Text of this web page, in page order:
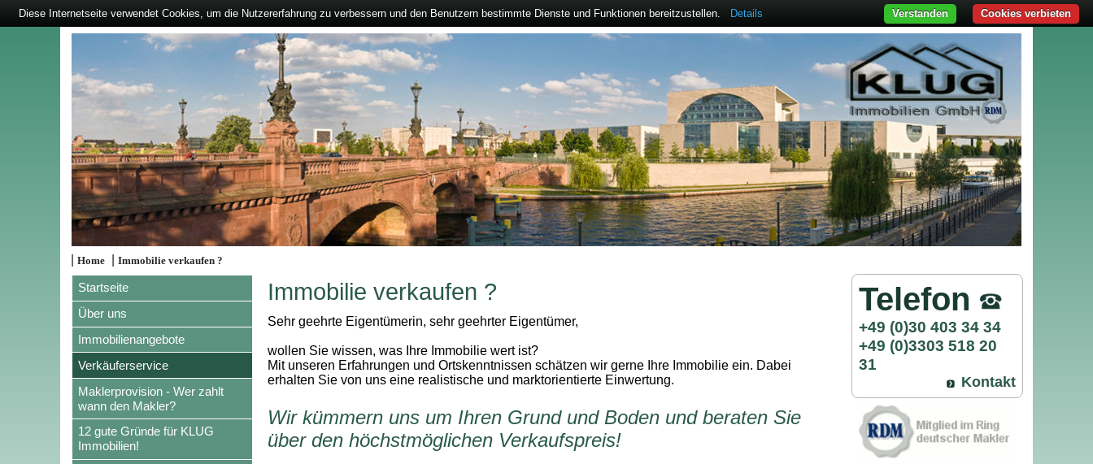
|Home |Immobilie verkaufen ?
Startseite
Über uns
Immobilienangebote
Verkäuferservice
Maklerprovision - Wer zahlt
wann den Makler?
12 gute Gründe für KLUG
Immobilien!
Immobilie verkaufen ?
Sehr geehrte Eigentümerin, sehr geehrter Eigentümer,
wollen Sie wissen, was Ihre Immobilie wert ist?
Mit unseren Erfahrungen und Ortskenntnissen schätzen wir gerne Ihre Immobilie ein. Dabei
erhalten Sie von uns eine realistische und marktorientierte Einwertung.
Wir kümmern uns um Ihren Grund und Boden und beraten Sie
über den höchstmöglichen Verkaufspreis!
Telefon
+49 (0)30 403 34 34
+49 (0)3303 518 20
31
Kontakt
Diese Internetseite verwendet Cookies, um die Nutzererfahrung zu verbessern und den Benutzern bestimmte Dienste und Funktionen bereitzustellen. Details Cookies verbieten
Verstanden